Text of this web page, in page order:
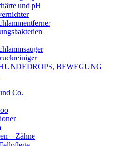
und pH
BEWEGUNG
Co.
– Zähne